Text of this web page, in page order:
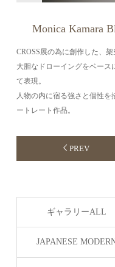
Monica Kamara
CROSS展の為に創作した、架
大胆なドローイングをベース
て表現。
人物の内に宿る強さと個性
ートレート作品。
PREV
ギャラリーALL
JAPANESE